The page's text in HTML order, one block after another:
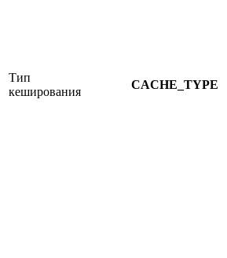
Тип
кеширования
CACHE_TYPE